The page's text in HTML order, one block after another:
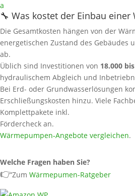
a
🔧 Was kostet der Einbau einer
Die Gesamtkosten hängen von der
energetischen Zustand des Gebäudes
ab.
Üblich sind Investitionen von 18.000
hydraulischem Abgleich und
Bei Erd- oder Grundwasserlösungen
Erschließungskosten hinzu. Viele
Komplettpakete inkl.
Fördercheck an.
Wärmepumpen‑Angebote vergleichen.
Welche Fragen haben Sie?
👉Zum Wärmepumen-Ratgeber